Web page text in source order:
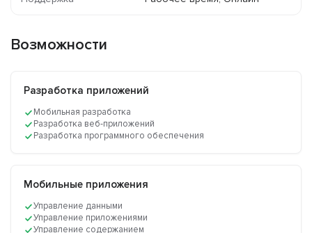
Возможности
Разработка приложений
Мобильная разработка
Разработка веб-приложений
Разработка программного обеспечения
Мобильные приложения
Управление данными
Управление приложениями
Управление содержанием